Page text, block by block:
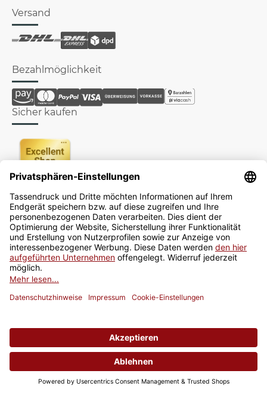
Versand
Bezahlmöglichkeit
Sicher kaufen
Newsletter